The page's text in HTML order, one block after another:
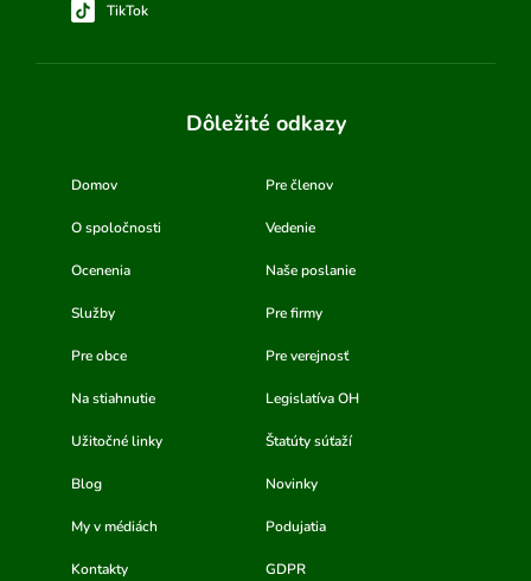
TikTok
Dôležité odkazy
Domov Pre členov
O spoločnosti Vedenie
Ocenenia Naše poslanie
Služby Pre firmy
Pre obce Pre verejnosť
Na stiahnutie Legislatíva OH
Užitočné linky Štatúty súťaží
Blog Novinky
My v médiách Podujatia
Kontakty GDPR